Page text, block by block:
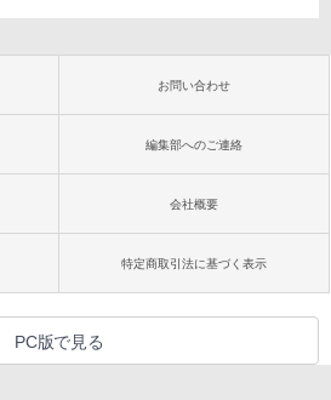
お問い合わせ
編集部へのご連絡
会社概要
特定商取引法に基づく表示
PC版で見る